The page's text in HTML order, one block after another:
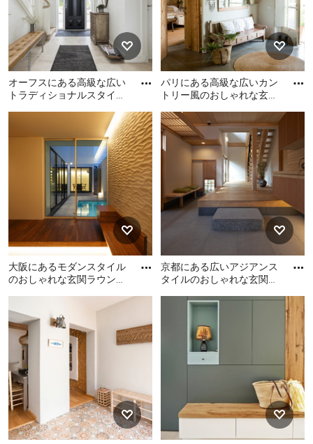
オーフスにある高級な広い
トラディショナルスタイル
壁、ベージュの床) の写真
オーフスにある高級な広い
トラディショナルスタイル
のおしゃれな玄関 (白い壁、
ベージュの床) の写真
パリにある高級な広いカン
トリー風のおしゃれな玄関
トの床、ガラスドア) の
パリにある高級な広いカン
トリー風のおしゃれな玄関
(ベージュの壁、コンクリー
トの床、ガラスドア) の写真
大阪にあるモダンスタイル
のおしゃれな玄関ラウンジ
大阪にあるモダンスタイル
のおしゃれな玄関ラウンジ
(白い壁) の写真
京都にある広いアジアンス
タイルのおしゃれな玄関ラ
調のドア、グレーの床) の
京都にある広いアジアンス
タイルのおしゃれな玄関ラ
ウンジ (白い壁、淡色木目調
のドア、グレーの床) の写真